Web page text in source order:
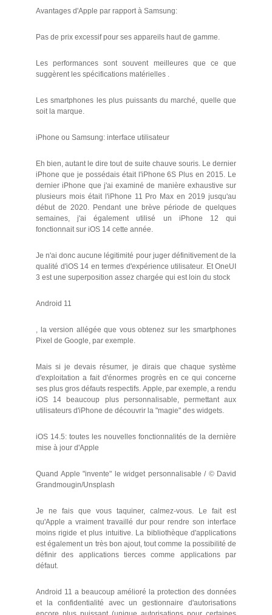
Avantages d'Apple par rapport à Samsung:
Pas de prix excessif pour ses appareils haut de gamme.
Les performances sont souvent meilleures que ce que
suggèrent les spécifications matérielles .
Les smartphones les plus puissants du marché, quelle que
soit la marque.
iPhone ou Samsung: interface utilisateur
Eh bien, autant le dire tout de suite chauve souris. Le dernier
iPhone que je possédais était l'iPhone 6S Plus en 2015. Le
dernier iPhone que j'ai examiné de manière exhaustive sur
plusieurs mois était l'iPhone 11 Pro Max en 2019 jusqu'au
début de 2020. Pendant une brève période de quelques
semaines, j'ai également utilisé un iPhone 12 qui
fonctionnait sur iOS 14 cette année.
Je n'ai donc aucune légitimité pour juger définitivement de la
qualité d'iOS 14 en termes d'expérience utilisateur. Et OneUI
3 est une superposition assez chargée qui est loin du stock
Android 11
, la version allégée que vous obtenez sur les smartphones
Pixel de Google, par exemple.
Mais si je devais résumer, je dirais que chaque système
d'exploitation a fait d'énormes progrès en ce qui concerne
ses plus gros défauts respectifs. Apple, par exemple, a rendu
iOS 14 beaucoup plus personnalisable, permettant aux
utilisateurs d'iPhone de découvrir la "magie" des widgets.
iOS 14.5: toutes les nouvelles fonctionnalités de la dernière
mise à jour d'Apple
Quand Apple "invente" le widget personnalisable / © David
Grandmougin/Unsplash
Je ne fais que vous taquiner, calmez-vous. Le fait est
qu'Apple a vraiment travaillé dur pour rendre son interface
moins rigide et plus intuitive. La bibliothèque d'applications
est également un très bon ajout, tout comme la possibilité de
définir des applications tierces comme applications par
défaut.
Android 11 a beaucoup amélioré la protection des données
et la confidentialité avec un gestionnaire d'autorisations